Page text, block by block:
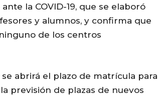
la COVID-19, que se elaboró
y alumnos, y confirma que
de los centros
abrirá el plazo de matrícula para
previsión de plazas de nuevos